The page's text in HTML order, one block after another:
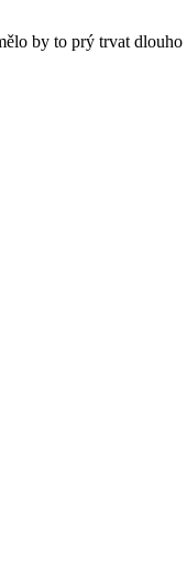
by to prý trvat dlouho